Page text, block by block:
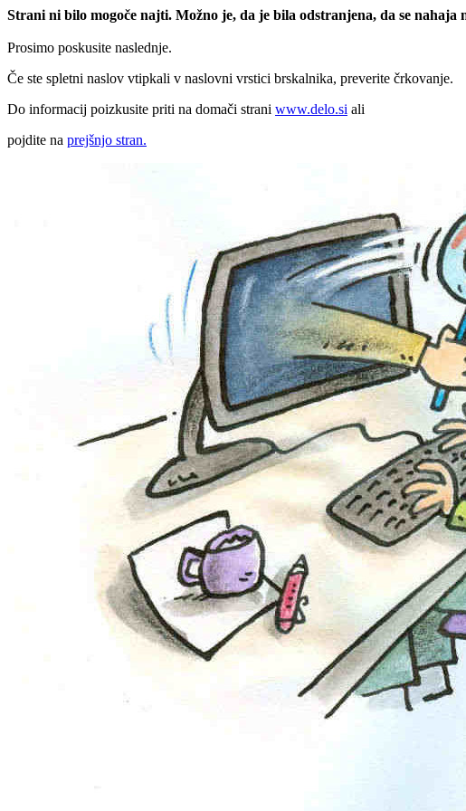
Strani ni bilo mogoče najti. Možno je, da je bila odstranjena, da se
Prosimo poskusite naslednje.
Če ste spletni naslov vtipkali v naslovni vrstici brskalnika, preverite črkovanje.
Do informacij poizkusite priti na domači strani www.delo.si ali
pojdite na prejšnjo stran.